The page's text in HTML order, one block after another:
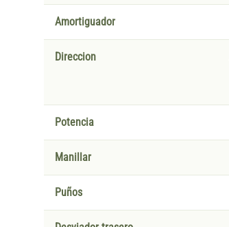
Amortiguador
Direccion
Potencia
Manillar
Puños